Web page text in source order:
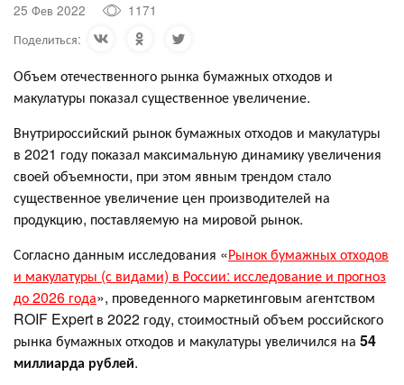
25 Фев 2022
1171
Поделиться:
Объем отечественного рынка бумажных отходов и
макулатуры показал существенное увеличение.
Внутрироссийский рынок бумажных отходов и макулатуры
в 2021 году показал максимальную динамику увеличения
своей объемности, при этом явным трендом стало
существенное увеличение цен производителей на
продукцию, поставляемую на мировой рынок.
Согласно данным исследования «Рынок бумажных отходов
и макулатуры (с видами) в России: исследование и прогноз
до 2026 года», проведенного маркетинговым агентством
ROIF Expert в 2022 году, стоимостный объем российского
рынка бумажных отходов и макулатуры увеличился на 54
миллиарда рублей.